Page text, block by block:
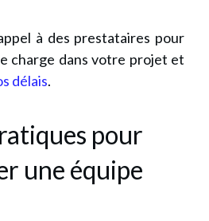
à des prestataires pour
charge dans votre projet et
délais.
pour
une équipe